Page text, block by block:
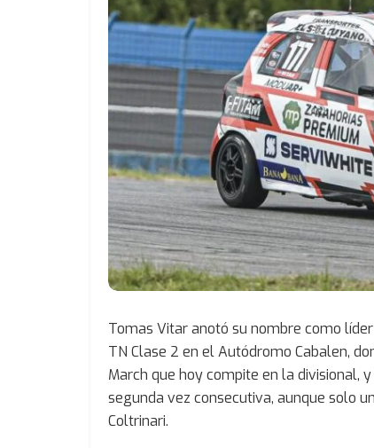
Tomas Vitar anotó su nombre como
TN Clase 2 en el Autódromo Cabalen,
March que hoy compite en la divisional,
segunda vez consecutiva, aunque solo
Coltrinari.